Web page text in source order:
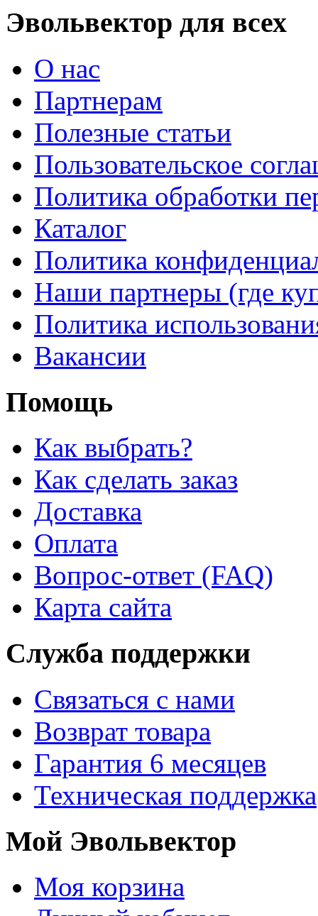
Эвольвектор для всех
О нас
Партнерам
Полезные статьи
Пользовательское
Политика обработки
Каталог
Политика
Наши партнеры (где
Политика
Вакансии
Помощь
Как выбрать?
Как сделать заказ
Доставка
Оплата
Вопрос-ответ (FAQ)
Карта сайта
Служба поддержки
Связаться с нами
Возврат товара
Гарантия 6 месяцев
Техническая поддержка
Мой Эвольвектор
Моя корзина